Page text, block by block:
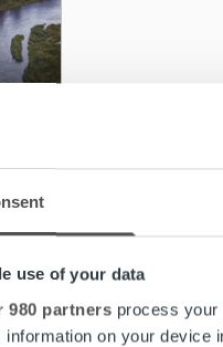
use of your data
980 partners process
information on your device